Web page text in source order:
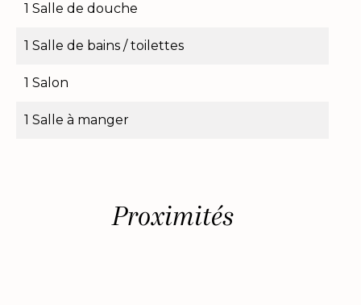
1 Salle de douche
1 Salle de bains / toilettes
1 Salon
1 Salle à manger
Proximités